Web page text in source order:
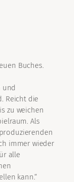
Buches.
und
Reicht die
zu weichen
Als
immer wieder
alle
kann.“